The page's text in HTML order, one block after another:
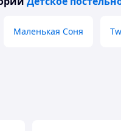
Маленькая Соня